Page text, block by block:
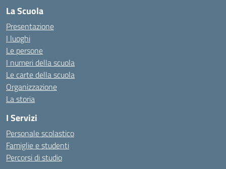
La Scuola
Presentazione
I luoghi
Le persone
I numeri della scuola
Le carte della scuola
Organizzazione
La storia
I Servizi
Personale scolastico
Famiglie e studenti
Percorsi di studio